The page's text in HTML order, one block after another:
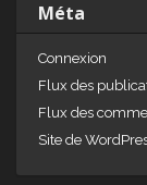
Méta
Connexion
Flux des
Flux des
Site de